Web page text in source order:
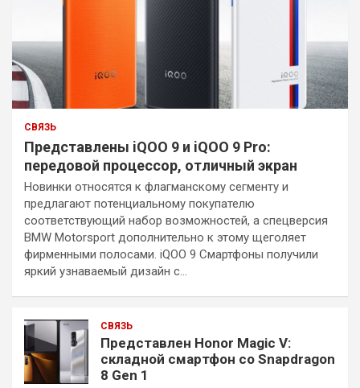
СВЯЗЬ
Представлены iQOO 9 и iQOO 9 Pro:
передовой процессор, отличный экран
Новинки относятся к флагманскому сегменту и
предлагают потенциальному покупателю
соответствующий набор возможностей, а спецверсия
BMW Motorsport дополнительно к этому щеголяет
фирменными полосами. iQOO 9 Смартфоны получили
яркий узнаваемый дизайн с…
СВЯЗЬ
Представлен Honor Magic V:
складной смартфон со Snapdragon
8 Gen 1